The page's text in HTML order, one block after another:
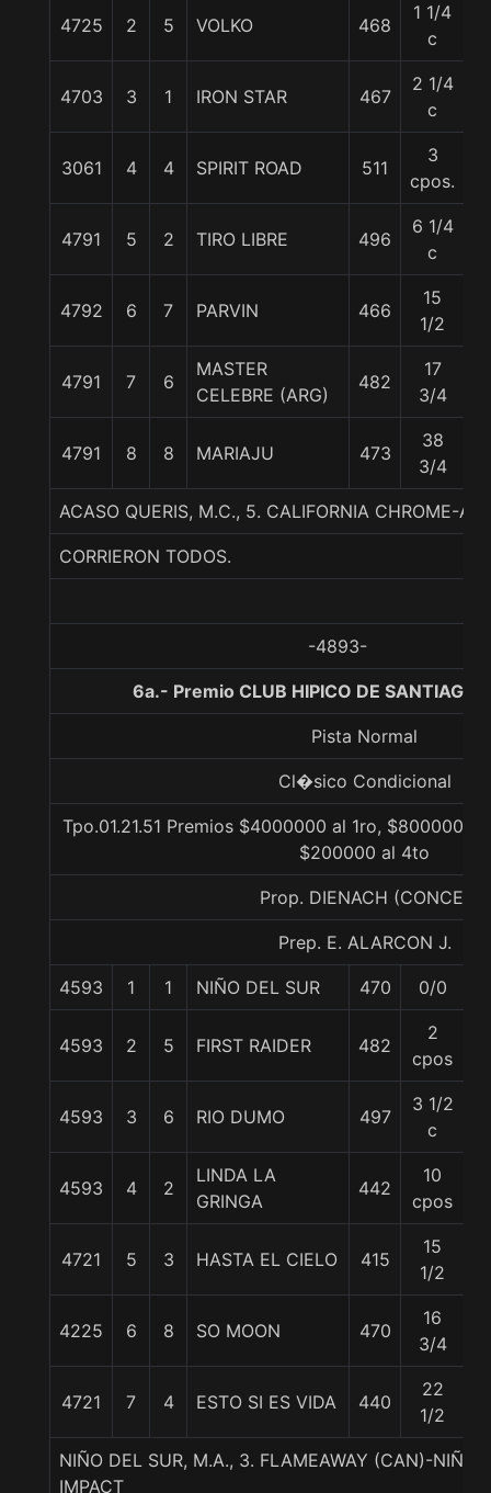
4725 2 5 VOLKO 468
1 1/4
c
4703 3 1 IRON STAR 467
2 1/4
c
3061 4 4 SPIRIT ROAD 511
3
cpos.
4791 5 2 TIRO LIBRE 496
6 1/4
c
4792 6 7 PARVIN 466
15
1/2
4791 7 6
MASTER
CELEBRE (ARG)
482
17
3/4
4791 8 8 MARIAJU 473
38
3/4
ACASO QUERIS, M.C., 5. CALIFORNIA CHROME-
CORRIERON TODOS.
-4893-
6a.- Premio CLUB HIPICO DE
Pista Normal
Cl�sico Condicional
Tpo.01.21.51 Premios $4000000 al 1ro, $800000
$200000 al 4to
Prop. DIENACH (CONCE)
Prep. E. ALARCON J.
4593 1 1 NIÑO DEL SUR 470 0/0
4593 2 5 FIRST RAIDER 482
2
cpos
4593 3 6 RIO DUMO 497
3 1/2
c
4593 4 2
LINDA LA
GRINGA
442
10
cpos
4721 5 3 HASTA EL CIELO 415
15
1/2
4225 6 8 SO MOON 470
16
3/4
4721 7 4 ESTO SI ES VIDA 440
22
1/2
NIÑO DEL SUR, M.A., 3. FLAMEAWAY (CAN)-NIÑA
IMPACT